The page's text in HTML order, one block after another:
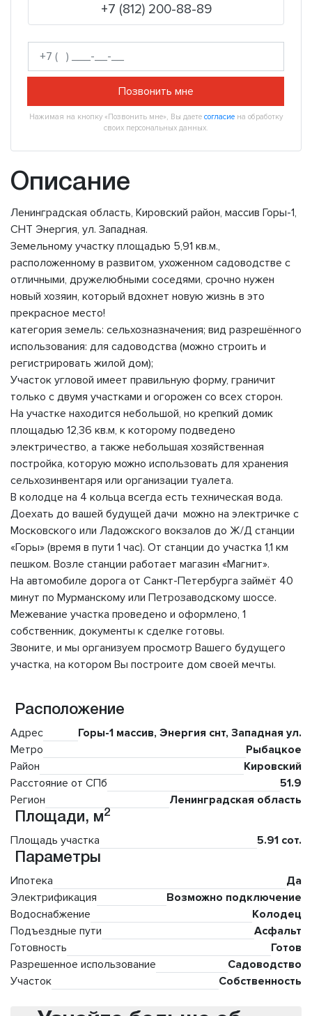
+7 (812) 200-88-89
Позвонить мне
Нажимая на кнопку «Позвонить мне», Вы даете согласие на обработку
своих персональных данных.
Описание
Ленинградская область, Кировский район, массив Горы-1,
СНТ Энергия, ул. Западная.
Земельному участку площадью 5,91 кв.м.,
расположенному в развитом, ухоженном садоводстве с
отличными, дружелюбными соседями, срочно нужен
новый хозяин, который вдохнет новую жизнь в это
прекрасное место!
категория земель: сельхозназначения; вид разрешённого
использования: для садоводства (можно строить и
регистрировать жилой дом);
Участок угловой имеет правильную форму, граничит
только с двумя участками и огорожен со всех сторон.
На участке находится небольшой, но крепкий домик
площадью 12,36 кв.м, к которому подведено
электричество, а также небольшая хозяйственная
постройка, которую можно использовать для хранения
сельхозинвентаря или организации туалета.
В колодце на 4 кольца всегда есть техническая вода.
Доехать до вашей будущей дачи можно на электричке с
Московского или Ладожского вокзалов до Ж/Д станции
«Горы» (время в пути 1 час). От станции до участка 1,1 км
пешком. Возле станции работает магазин «Магнит».
На автомобиле дорога от Санкт-Петербурга займёт 40
минут по Мурманскому или Петрозаводскому шоссе.
Межевание участка проведено и оформлено, 1
собственник, документы к сделке готовы.
Звоните, и мы организуем просмотр Вашего будущего
участка, на котором Вы построите дом своей мечты.
Расположение
Адрес
Горы-1 массив, Энергия снт, Западная ул.
Метро
Рыбацкое
Район
Кировский
Расстояние от СПб
51.9
Регион
Ленинградская область
Площади, м2
Площадь участка
5.91 сот.
Параметры
Ипотека
Да
Электрификация
Возможно подключение
Водоснабжение
Колодец
Подъездные пути
Асфальт
Готовность
Готов
Разрешенное использование
Садоводство
Участок
Собственность